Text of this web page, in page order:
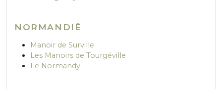
NORMANDIË
Manoir de Surville
Les Manoirs de Tourgéville
Le Normandy